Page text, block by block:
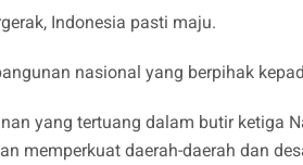
Indonesia pasti maju.
nasional yang berpihak
yang tertuang dalam butir ketiga
memperkuat daerah-daerah dan